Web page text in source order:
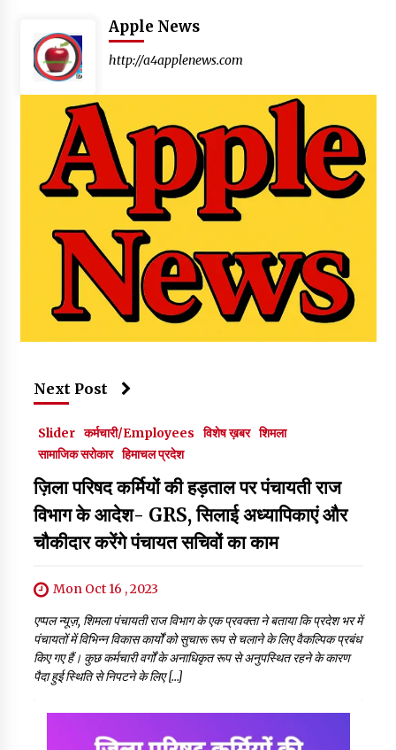
Apple News
http://a4applenews.com
Next Post
Slider कर्मचारी/Employees विशेष ख़बर शिमला
सामाजिक सरोकार हिमाचल प्रदेश
ज़िला परिषद कर्मियों की हड़ताल पर पंचायती राज
विभाग के आदेश- GRS, सिलाई अध्यापिकाएं और
चौकीदार करेंगे पंचायत सचिवों का काम
Mon Oct 16 , 2023
एप्पल न्यूज़, शिमला पंचायती राज विभाग के एक प्रवक्ता ने बताया कि प्रदेश भर में
पंचायतों में विभिन्न विकास कार्योंं को सुचारू रूप से चलाने के लिए वैकल्पिक प्रबंध
किए गए हैं। कुछ कर्मचारी वर्गों के अनाधिकृत रूप से अनुपस्थित रहने के कारण
पैदा हुई स्थिति से निपटने के लिए […]